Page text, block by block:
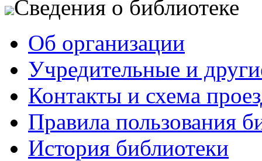
Сведения о библиотеке
Об организации
Учредительные и
Контакты и схема
Правила пользования
История библиотеки